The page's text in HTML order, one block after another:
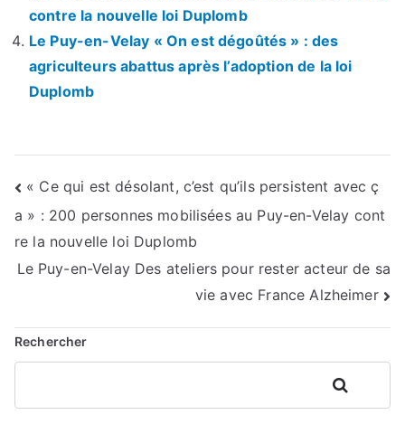
contre la nouvelle loi Duplomb
Le Puy-en-Velay « On est dégoûtés » : des
agriculteurs abattus après l’adoption de la loi
Duplomb
Navigation
de
l’article
« Ce qui est désolant, c’est qu’ils persistent avec ç
a » : 200 personnes mobilisées au Puy-en-Velay cont
re la nouvelle loi Duplomb
Le Puy-en-Velay Des ateliers pour rester acteur de sa
vie avec France Alzheimer
Rechercher
Rechercher